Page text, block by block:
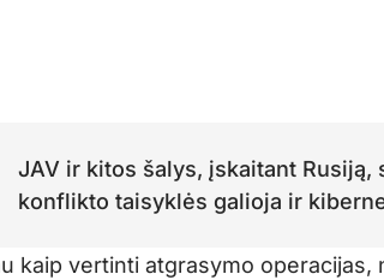
JAV ir kitos šalys, įskaitant Rusiją,
konflikto taisyklės galioja ir
kaip vertinti atgrasymo